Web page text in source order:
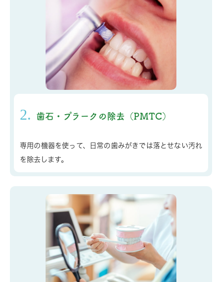
2. 歯石・プラークの除去（PMTC）
専用の機器を使って、日常の歯みがきでは落とせない汚れ
を除去します。